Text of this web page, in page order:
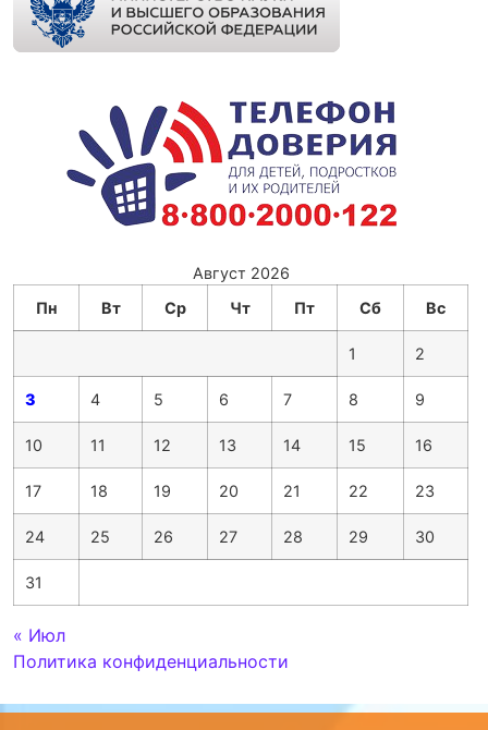
Август 2026
Пн
Вт Ср Чт Пт Сб Вс
1 2
3 4 5 6 7 8 9
10 11 12 13 14 15 16
17 18 19 20 21 22 23
24 25 26 27 28 29 30
31
« Июл
Политика конфиденциальности